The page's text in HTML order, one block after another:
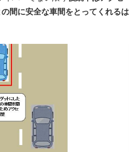
間に安全な車間をとってくれるは